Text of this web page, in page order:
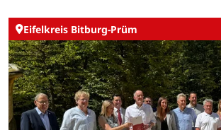
Eifelkreis Bitburg-Prüm